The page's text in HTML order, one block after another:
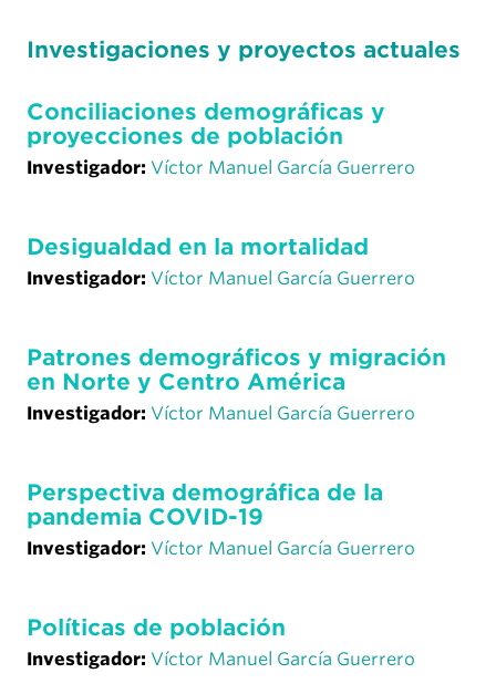
Investigaciones y proyectos actuales
Conciliaciones demográficas y
proyecciones de población
Investigador: Víctor Manuel García Guerrero
Desigualdad en la mortalidad
Investigador: Víctor Manuel García Guerrero
Patrones demográficos y migración
en Norte y Centro América
Investigador: Víctor Manuel García Guerrero
Perspectiva demográfica de la
pandemia COVID-19
Investigador: Víctor Manuel García Guerrero
Políticas de población
Investigador: Víctor Manuel García Guerrero